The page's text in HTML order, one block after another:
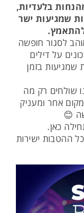
בלעדיות,
שמגיעות ישר
לסגור חופשה
על דילים
שמגיעות בזמן
שולחים רק מה
אחר ומעניק
😊
כאן.
ההטבות ישירות